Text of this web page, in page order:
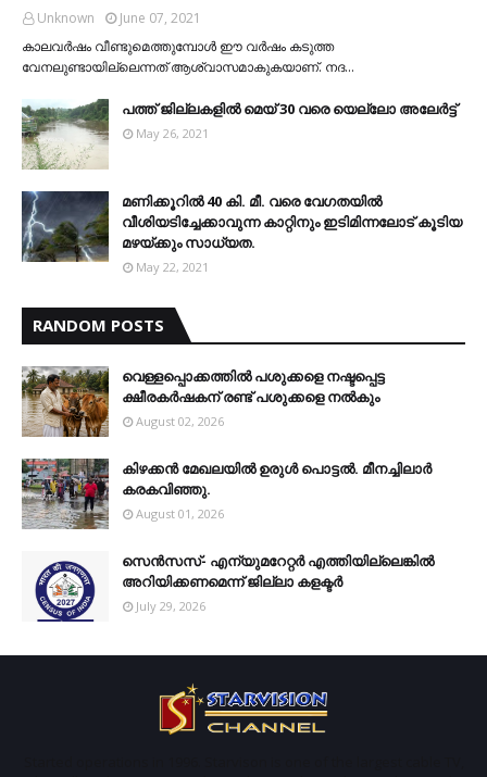
Unknown
June 07, 2021
കാലവര്‍ഷം വീണ്ടുമെത്തുമ്പോള്‍ ഈ വര്‍ഷം കടുത്ത
വേനലുണ്ടായില്ലെന്നത് ആശ്വാസമാകുകയാണ്. നദ…
പത്ത് ജില്ലകളില്‍ മെയ് 30 വരെ യെല്ലോ അലേര്‍ട്ട്
May 26, 2021
മണിക്കൂറിൽ 40 കി. മീ. വരെ വേഗതയിൽ
വീശിയടിച്ചേക്കാവുന്ന കാറ്റിനും ഇടിമിന്നലോട് കൂടിയ
മഴയ്ക്കും സാധ്യത.
May 22, 2021
RANDOM POSTS
വെള്ളപ്പൊക്കത്തില്‍ പശുക്കളെ നഷ്ടപ്പെട്ട
ക്ഷീരകര്‍ഷകന് രണ്ട് പശുക്കളെ നല്‍കും
August 02, 2026
കിഴക്കന്‍ മേഖലയില്‍ ഉരുള്‍ പൊട്ടല്‍. മീനച്ചിലാര്‍
കരകവിഞ്ഞു.
August 01, 2026
സെന്‍സസ്- എന്യുമറേറ്റര്‍ എത്തിയില്ലെങ്കില്‍
അറിയിക്കണമെന്ന് ജില്ലാ കളക്ടര്‍
July 29, 2026